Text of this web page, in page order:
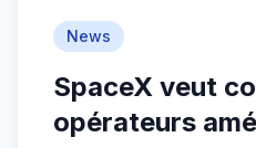
News
SpaceX veut
opérateurs